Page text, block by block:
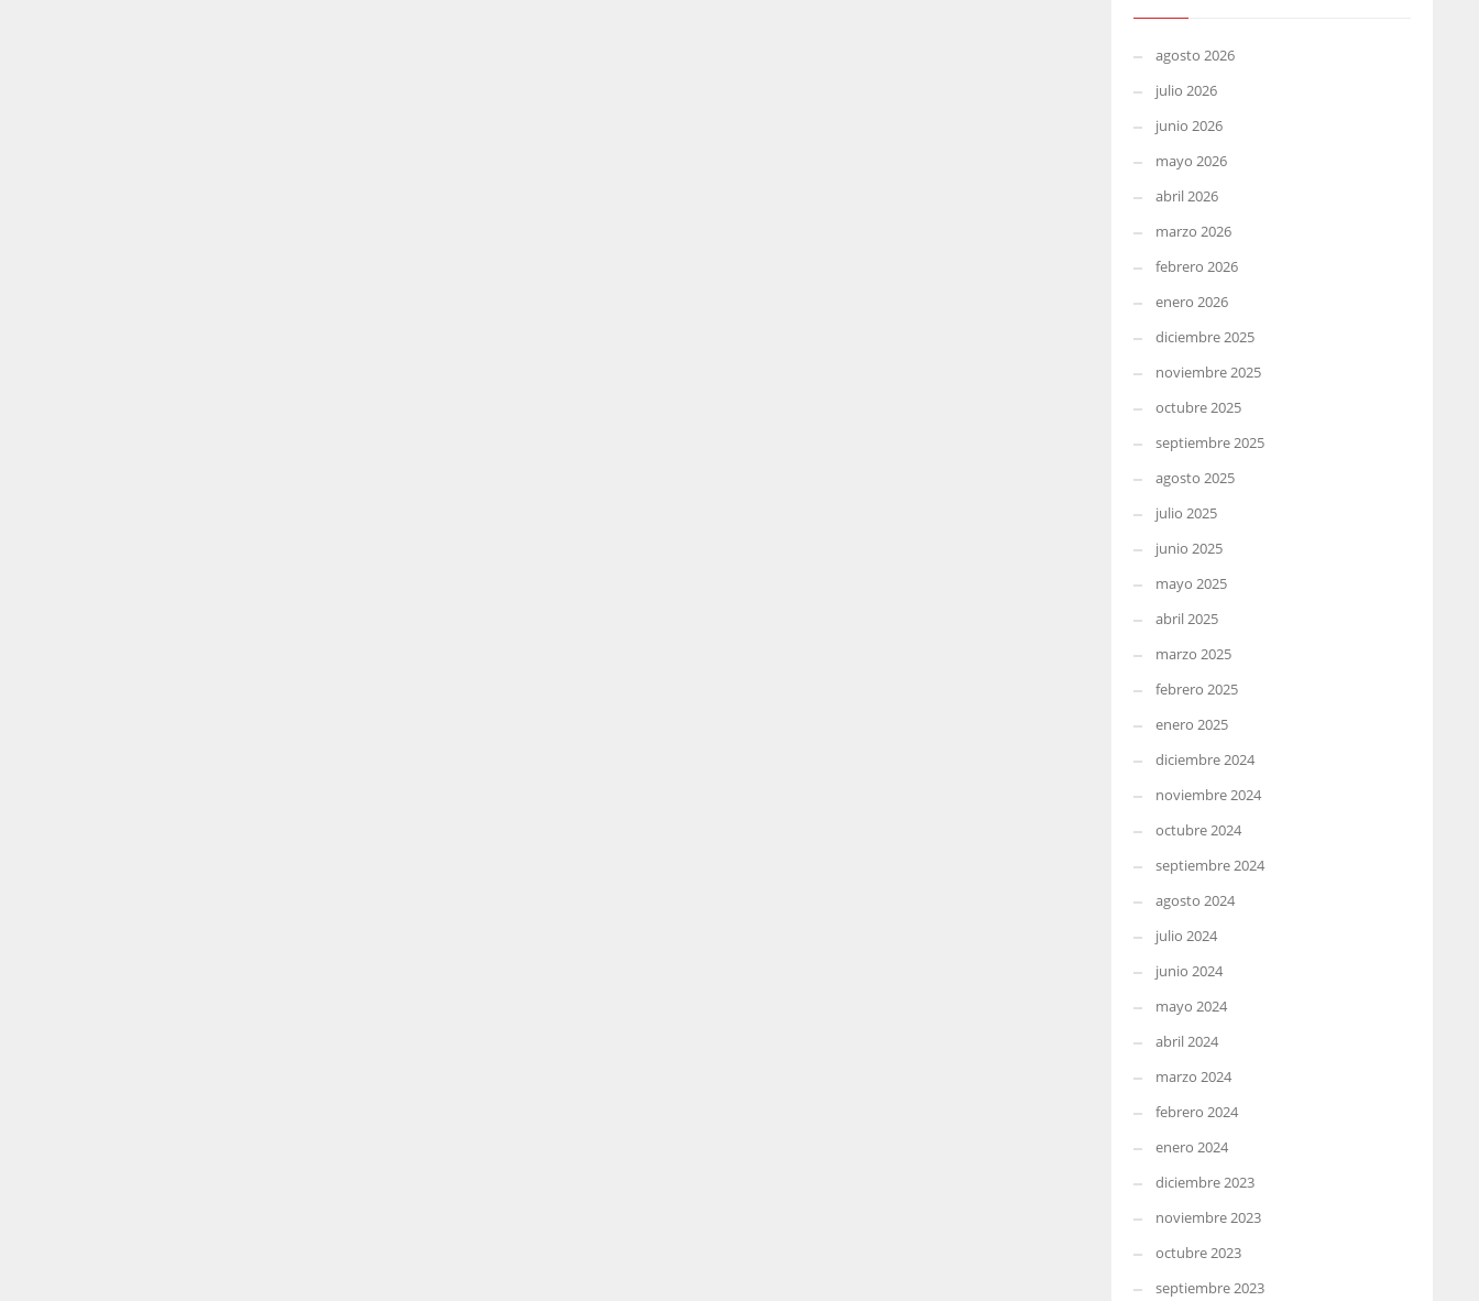
agosto 2026
julio 2026
junio 2026
mayo 2026
abril 2026
marzo 2026
febrero 2026
enero 2026
diciembre 2025
noviembre 2025
octubre 2025
septiembre 2025
agosto 2025
julio 2025
junio 2025
mayo 2025
abril 2025
marzo 2025
febrero 2025
enero 2025
diciembre 2024
noviembre 2024
octubre 2024
septiembre 2024
agosto 2024
julio 2024
junio 2024
mayo 2024
abril 2024
marzo 2024
febrero 2024
enero 2024
diciembre 2023
noviembre 2023
octubre 2023
septiembre 2023